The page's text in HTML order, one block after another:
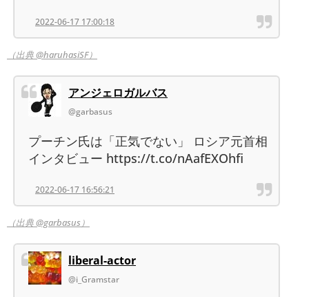
2022-06-17 17:00:18
（出典 @haruhasiSF）
アンジェロガルバス
@garbasus
プーチン氏は「正気でない」 ロシア元首相
インタビュー https://t.co/nAafEXOhfi
2022-06-17 16:56:21
（出典 @garbasus）
liberal-actor
@i_Gramstar